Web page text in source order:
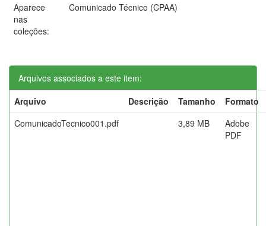
Aparece
nas
coleções:
Comunicado Técnico (CPAA)
Arquivos associados a este item:
Arquivo
Descrição Tamanho
Formato
ComunicadoTecnico001.pdf
3,89 MB
Adobe
PDF